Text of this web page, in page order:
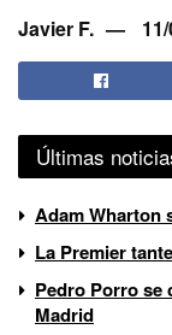
Javier F.
Últimas
Adam Wharton
La Premier
Pedro Porro se
Madrid